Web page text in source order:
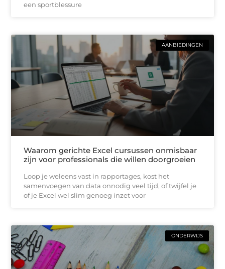
een sportblessure
AANBIEDINGEN
Waarom gerichte Excel cursussen onmisbaar
zijn voor professionals die willen doorgroeien
Loop je weleens vast in rapportages, kost het
samenvoegen van data onnodig veel tijd, of twijfel je
of je Excel wel slim genoeg inzet voor
ONDERWIJS